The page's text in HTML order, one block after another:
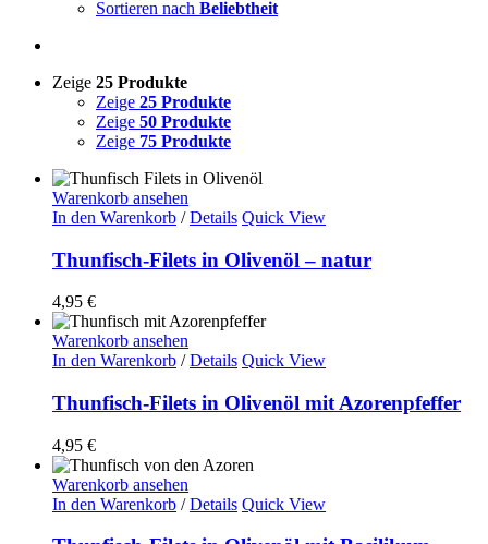
Sortieren nach Beliebtheit
Zeige 25 Produkte
Zeige 25 Produkte
Zeige 50 Produkte
Zeige 75 Produkte
Warenkorb ansehen
In den Warenkorb / Details Quick View
Thunfisch-Filets in Olivenöl – natur
4,95 €
Warenkorb ansehen
In den Warenkorb / Details Quick View
Thunfisch-Filets in Olivenöl mit Azorenpfeffer
4,95 €
Warenkorb ansehen
In den Warenkorb / Details Quick View